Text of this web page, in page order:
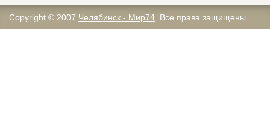
Copyright © 2007 Челябинск - Мир74 . Все права защищены.